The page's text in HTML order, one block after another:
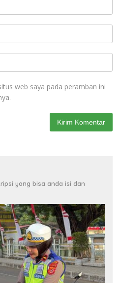
web saya pada peramban ini
yang bisa anda isi dan